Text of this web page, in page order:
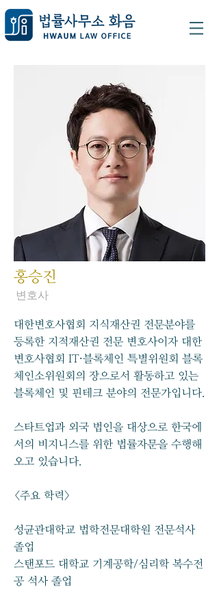
홍승진
변호사
대한변호사협회 지식재산권 전문분야를
등록한 지적재산권 전문 변호사이자 대한
변호사협회 IT·블록체인 특별위원회 블록
체인소위원회의 장으로서 활동하고 있는
블록체인 및 핀테크 분야의 전문가입니다.
스타트업과 외국 법인을 대상으로 한국에
서의 비지니스를 위한 법률자문을 수행해
오고 있습니다.
<주요 학력>
성균관대학교 법학전문대학원 전문석사
졸업
스탠포드 대학교 기계공학/심리학 복수전
공 석사 졸업